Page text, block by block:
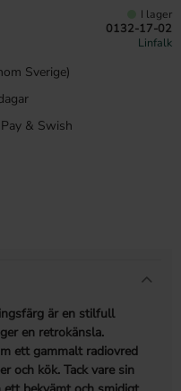
I lager
0132-17-02
Linfalk
Sverige)
& Swish
är en stilfull
en retrokänsla.
ett gammalt radiovred
och kök. Tack vare sin